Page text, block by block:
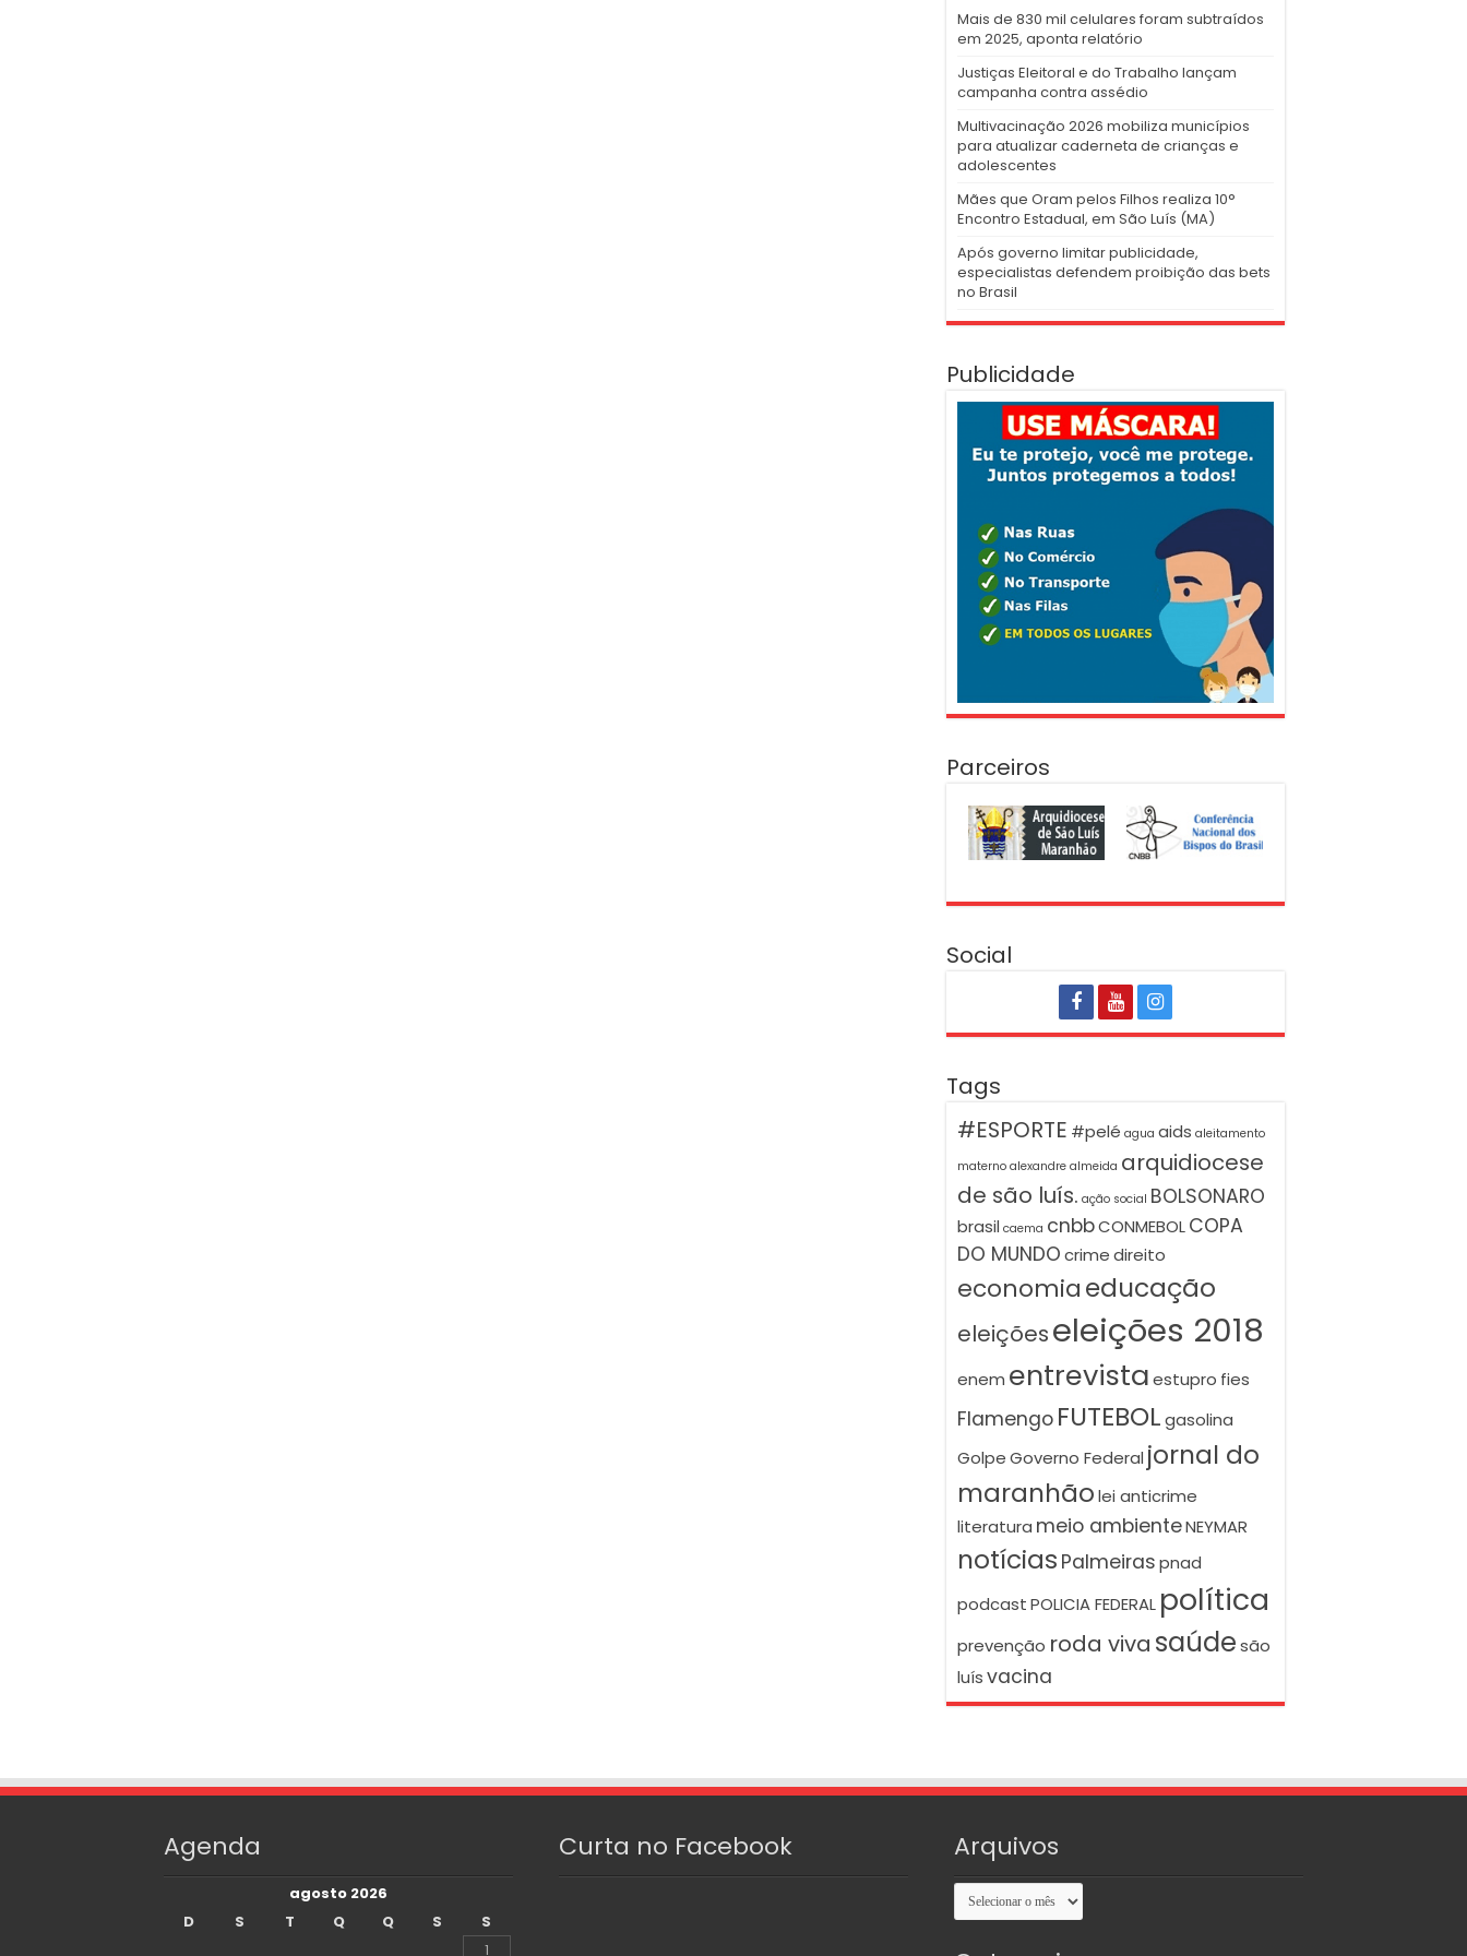
Mais de 830 mil celulares foram subtraídos
em 2025, aponta relatório
Justiças Eleitoral e do Trabalho lançam
campanha contra assédio
Multivacinação 2026 mobiliza municípios
para atualizar caderneta de crianças e
adolescentes
Mães que Oram pelos Filhos realiza 10°
Encontro Estadual, em São Luís (MA)
Após governo limitar publicidade,
especialistas defendem proibição das bets
no Brasil
Publicidade
Parceiros
Social
Tags
#ESPORTE #pelé agua aids aleitamento
materno alexandre almeida arquidiocese
de são luís. ação social BOLSONARO
brasil caema cnbbCONMEBOLCOPA
DO MUNDOcrimedireito
economiaeducação
eleiçõeseleições 2018
enem entrevistaestupro fies
Flamengo FUTEBOLgasolina
GolpeGoverno Federal jornal do
maranhãolei anticrime
literatura meio ambienteNEYMAR
notícias Palmeiraspnad
podcastPOLICIA FEDERAL política
prevenção roda viva saúdesão
luísvacina
Agenda
agosto 2026
D
S T Q Q S
S
1
Curta no Facebook Arquivos
Arquivos